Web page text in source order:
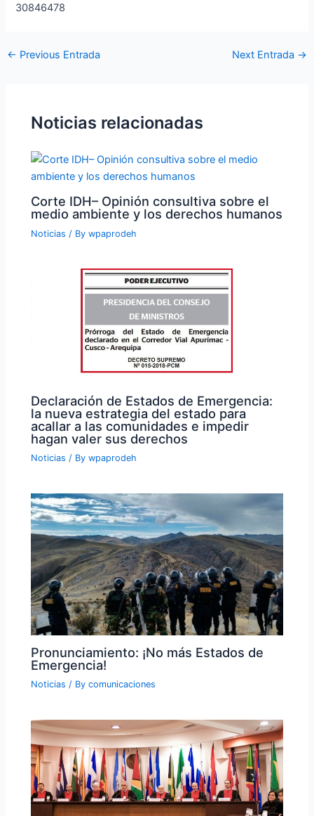
30846478
← Previous Entrada Next Entrada →
Noticias relacionadas
Corte IDH– Opinión consultiva sobre el
medio ambiente y los derechos humanos
Noticias / Bywpaprodeh
Declaración de Estados de Emergencia:
la nueva estrategia del estado para
acallar a las comunidades e impedir
hagan valer sus derechos
Noticias / Bywpaprodeh
Pronunciamiento: ¡No más Estados de
Emergencia!
Noticias / Bycomunicaciones